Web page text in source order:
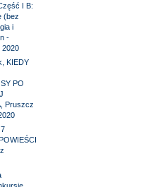
I B:
(bez
i
-
KIEDY
PO
Pruszcz